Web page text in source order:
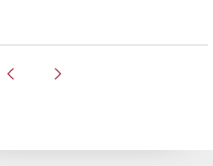
Pagina precedentePagina successiva